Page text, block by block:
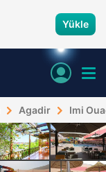
Yükle
Agadir Imi